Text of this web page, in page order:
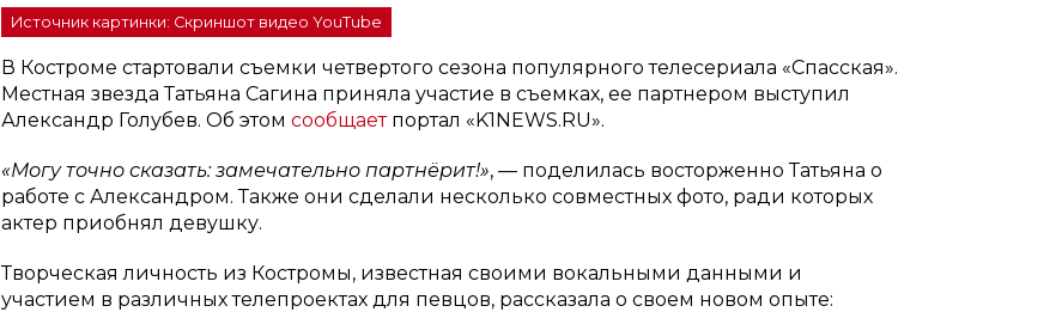
Источник картинки: Скриншот видео YouTube
В Костроме стартовали съемки четвертого сезона популярного телесериала «Спасская».
Местная звезда Татьяна Сагина приняла участие в съемках, ее партнером выступил
Александр Голубев. Об этом сообщаетпортал «K1NEWS.RU».
«Могу точно сказать: замечательно партнёрит!», — поделилась восторженно Татьяна о
работе с Александром. Также они сделали несколько совместных фото, ради которых
актер приобнял девушку.
Творческая личность из Костромы, известная своими вокальными данными и
участием в различных телепроектах для певцов, рассказала о своем новом опыте: